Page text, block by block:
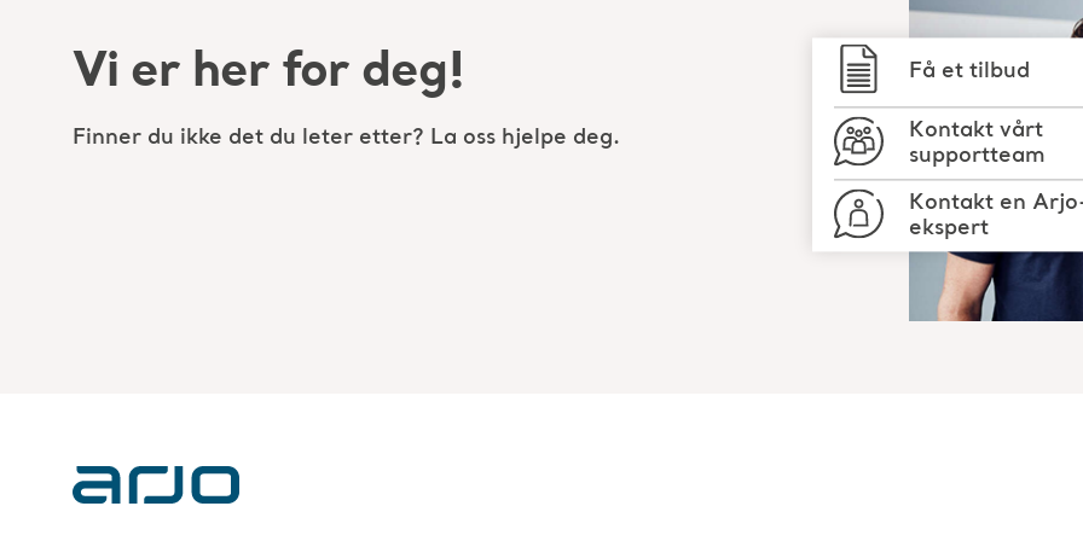
Vi er her for deg!
Finner du ikke det du leter etter? La oss hjelpe deg.
Få et tilbud
Kontakt vårt
supportteam
Kontakt en
ekspert